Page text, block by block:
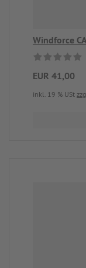
Windforce
EUR 41,00
inkl. 19 % USt